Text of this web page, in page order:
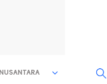
NUSANTARA